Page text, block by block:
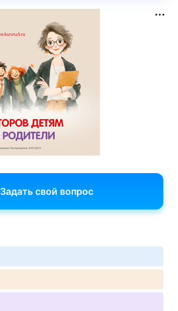
Задать свой вопрос